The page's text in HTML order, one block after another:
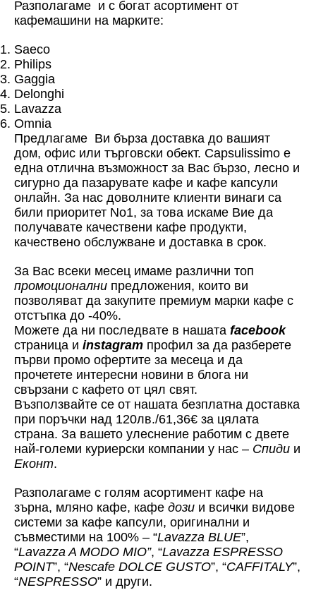
Разполагаме и с богат асортимент от
кафемашини на марките:
Saeco
Philips
Gaggia
Delonghi
Lavazza
Omnia
Предлагаме Ви бърза доставка до вашият
дом, офис или търговски обект. Capsulissimo е
една отлична възможност за Вас бързо, лесно и
сигурно да пазарувате кафе и кафе капсули
онлайн. За нас доволните клиенти винаги са
били приоритет No1, за това искаме Вие да
получавате качествени кафе продукти,
качествено обслужване и доставка в срок.
За Вас всеки месец имаме различни топ
промоционални предложения, които ви
позволяват да закупите премиум марки кафе с
отстъпка до -40%.
Можете да ни последвате в нашата facebook
страница и instagram профил за да разберете
първи промо офертите за месеца и да
прочетете интересни новини в блога ни
свързани с кафето от цял свят.
Възползвайте се от нашата безплатна доставка
при поръчки над 120лв./61,36€ за цялата
страна. За вашето улеснение работим с двете
най-големи куриерски компании у нас – Спиди и
Еконт.
Разполагаме с голям асортимент кафе на
зърна, мляно кафе, кафе дози и всички видове
системи за кафе капсули, оригинални и
съвместими на 100% – “Lavazza BLUE”,
“Lavazza A MODO MIO”, “Lavazza ESPRESSO
POINT”, “Nescafe DOLCE GUSTO”, “CAFFITALY”,
“NESPRESSO” и други.